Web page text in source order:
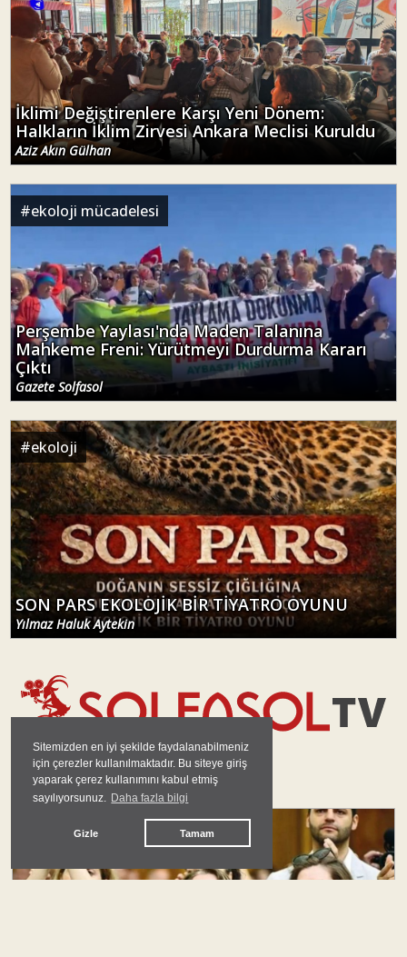
Sitemizden en iyi şekilde faydalanabilmeniz
için çerezler kullanılmaktadır. Bu siteye giriş
yaparak çerez kullanımını kabul etmiş
sayılıyorsunuz. Daha fazla bilgi
Gizle Tamam
İklimi Değiştirenlere Karşı Yeni Dönem:
Halkların İklim Zirvesi Ankara Meclisi Kuruldu
Aziz Akın Gülhan
#ekoloji mücadelesi
Perşembe Yaylası'nda Maden Talanına
Mahkeme Freni: Yürütmeyi Durdurma Kararı
Çıktı
Gazete Solfasol
#ekoloji
SON PARS EKOLOJİK BİR TİYATRO OYUNU
Yılmaz Haluk Aytekin
GÜNDEM
yeni parti